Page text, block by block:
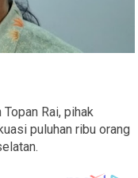
Rai, pihak
puluhan ribu orang